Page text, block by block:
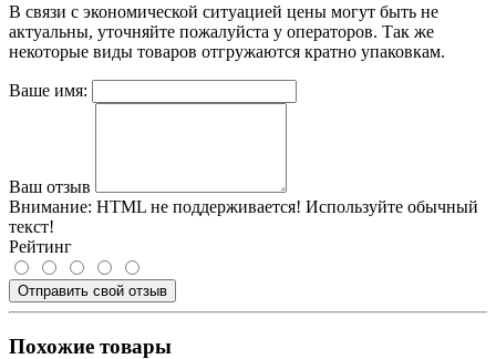
В связи с экономической ситуацией цены могут быть не
актуальны, уточняйте пожалуйста у операторов. Так же
некоторые виды товаров отгружаются кратно упаковкам.
Ваше имя:
Ваш отзыв
Внимание: HTML не поддерживается! Используйте обычный
текст!
Рейтинг
Отправить свой отзыв
Похожие товары